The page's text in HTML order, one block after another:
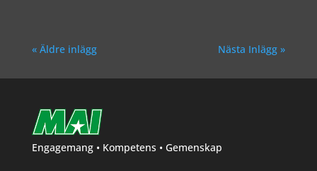
« Äldre inlägg Nästa Inlägg »
Engagemang • Kompetens • Gemenskap